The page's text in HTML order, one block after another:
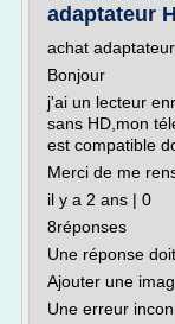
adaptateur
achat
Bonjour
j'ai un lecteur
sans HD,mon
est compatible
Merci de me
il y a 2 ans | 0
8réponses
Une réponse
Ajouter une
Une erreur